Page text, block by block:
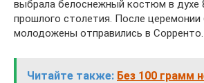
выбрала белоснежный костюм в духе
прошлого столетия. После церемонии
молодожены отправились в Сорренто.
Читайте также: Без 100 грамм